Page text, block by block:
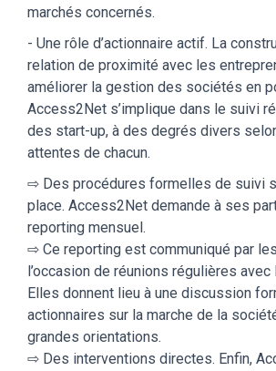
marchés concernés.
- Une rôle d’actionnaire actif. La
relation de proximité avec les
améliorer la gestion des sociétés en
Access2Net s’implique dans le suivi
des start-up, à des degrés divers
attentes de chacun.
⇨ Des procédures formelles de suivi
place. Access2Net demande à ses
reporting mensuel.
⇨ Ce reporting est communiqué par
l’occasion de réunions régulières avec
Elles donnent lieu à une discussion
actionnaires sur la marche de la
grandes orientations.
⇨ Des interventions directes. Enfin,